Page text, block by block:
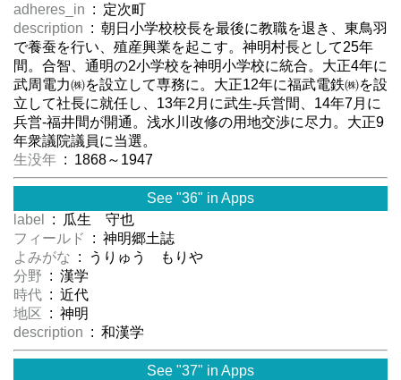
adheres_in : 定次町
description : 朝日小学校校長を最後に教職を退き、東鳥羽
で養蚕を行い、殖産興業を起こす。神明村長として25年
間。合智、通明の2小学校を神明小学校に統合。大正4年に
武周電力㈱を設立して専務に。大正12年に福武電鉄㈱を設
立して社長に就任し、13年2月に武生-兵営間、14年7月に
兵営-福井間が開通。浅水川改修の用地交渉に尽力。大正9
年衆議院議員に当選。
生没年 : 1868～1947
See "36" in Apps
label
: 瓜生 守也
フィールド
: 神明郷土誌
よみがな : うりゅう もりや
分野 : 漢学
時代 : 近代
地区 : 神明
description : 和漢学
See "37" in Apps